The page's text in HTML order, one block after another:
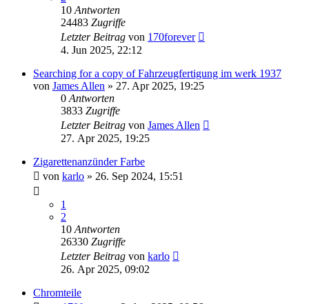
10 Antworten
24483 Zugriffe
Letzter Beitrag von 170forever
4. Jun 2025, 22:12
Searching for a copy of Fahrzeugfertigung im werk 1937
von James Allen » 27. Apr 2025, 19:25
0 Antworten
3833 Zugriffe
Letzter Beitrag von James Allen
27. Apr 2025, 19:25
Zigarettenanzünder Farbe
von karlo » 26. Sep 2024, 15:51
1
2
10 Antworten
26330 Zugriffe
Letzter Beitrag von karlo
26. Apr 2025, 09:02
Chromteile